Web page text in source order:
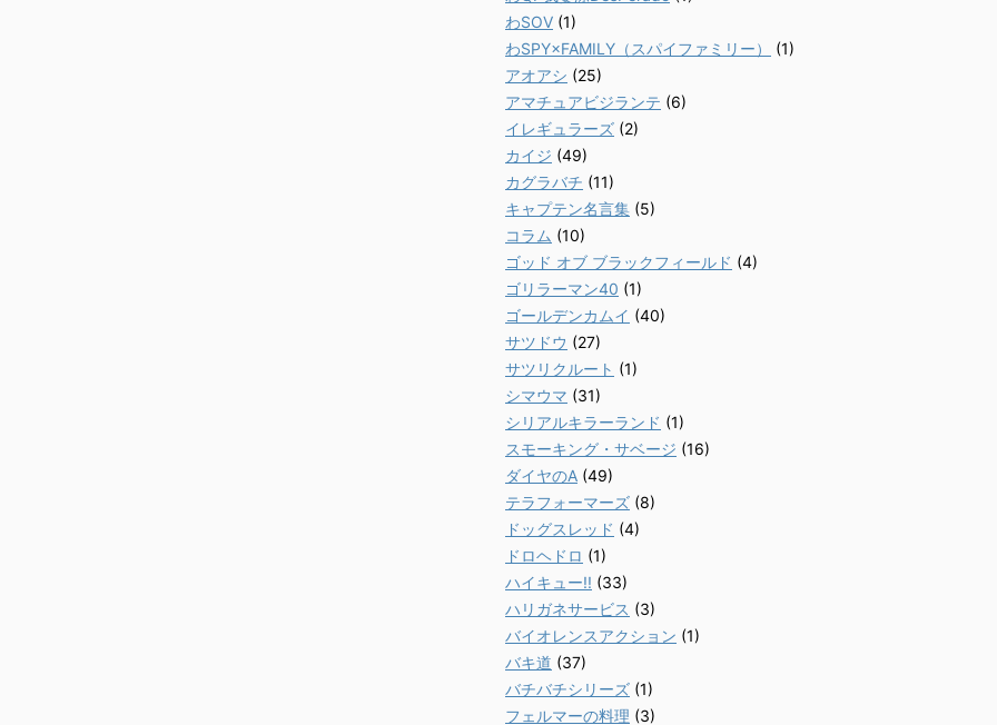
わSOV (1)
わSPY×FAMILY（スパイファミリー）
(1)
アオアシ (25)
アマチュアビジランテ (6)
イレギュラーズ (2)
カイジ (49)
カグラバチ (11)
キャプテン名言集 (5)
コラム (10)
ゴッド オブ ブラックフィールド (4)
ゴリラーマン40 (1)
ゴールデンカムイ (40)
サツドウ (27)
サツリクルート (1)
シマウマ (31)
シリアルキラーランド (1)
スモーキング・サベージ (16)
ダイヤのA (49)
テラフォーマーズ (8)
ドッグスレッド (4)
ドロヘドロ (1)
ハイキュー!! (33)
ハリガネサービス (3)
バイオレンスアクション (1)
バキ道 (37)
バチバチシリーズ (1)
フェルマーの料理 (3)